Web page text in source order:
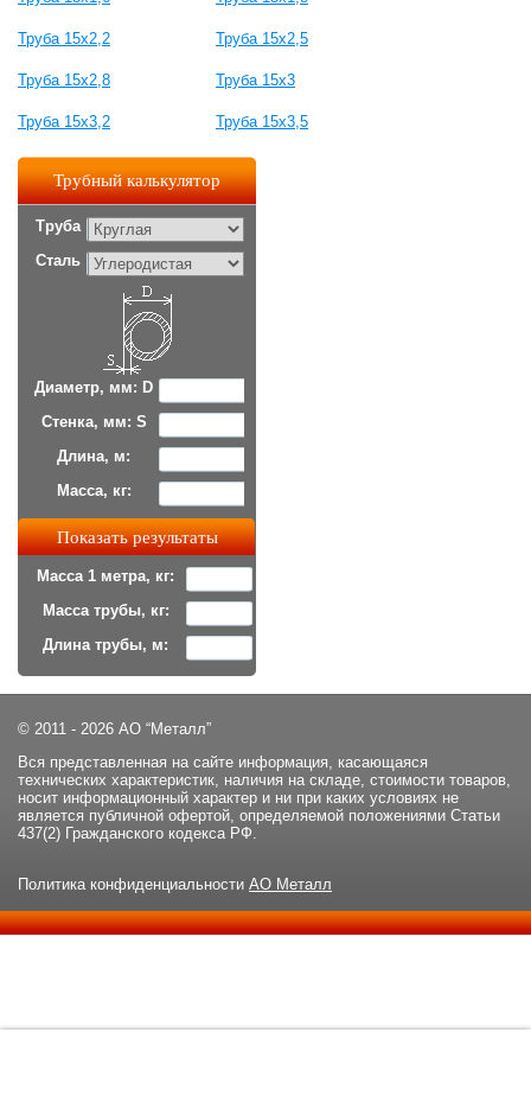
Труба 15х2,2 Труба 15х2,5
Труба 15х2,8 Труба 15х3
Труба 15х3,2 Труба 15х3,5
Трубный калькулятор
Труба
Сталь
Диаметр, мм: D
Стенка, мм: S
Длина, м:
Масса, кг:
Масса 1 метра, кг:
Масса трубы, кг:
Длина трубы, м:
© 2011 - 2026 АО “Металл”
Вся представленная на сайте информация, касающаяся
технических характеристик, наличия на складе, стоимости товаров,
носит информационный характер и ни при каких условиях не
является публичной офертой, определяемой положениями Статьи
437(2) Гражданского кодекса РФ.
Политика конфиденциальности АО Металл